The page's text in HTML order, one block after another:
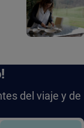
del viaje y de